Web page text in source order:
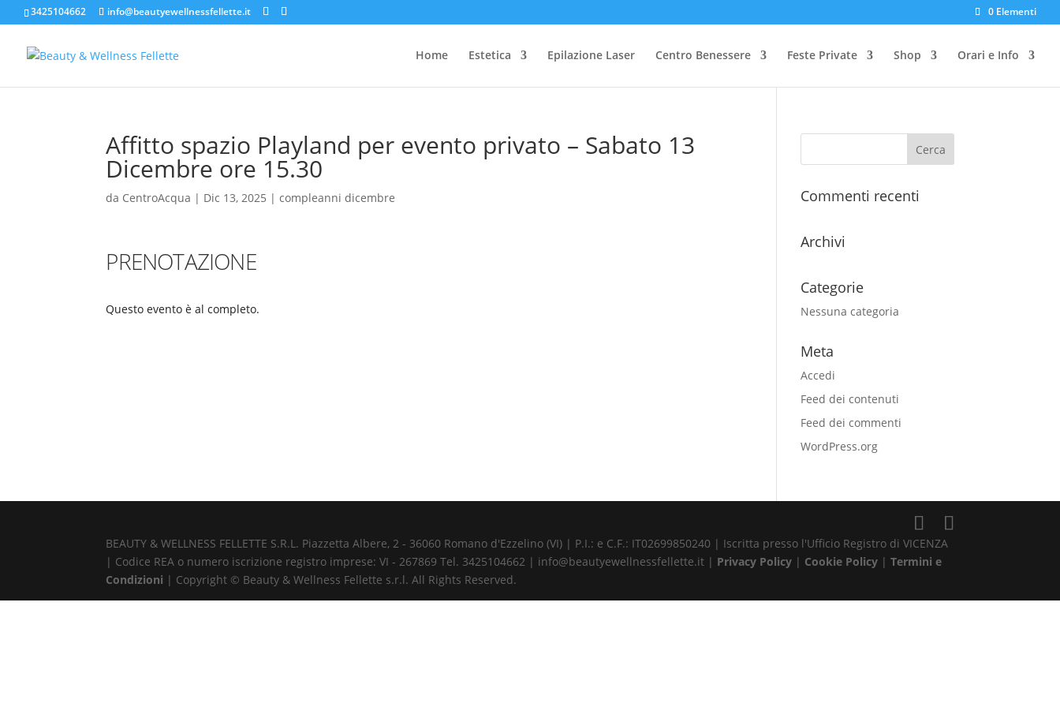
3425104662 info@beautyewellnessfellette.it 0 Elementi
Home Estetica Epilazione Laser Centro Benessere Feste Private Shop Orari e Info
Affitto spazio Playland per evento privato – Sabato 13
Dicembre ore 15.30
da CentroAcqua | Dic 13, 2025 |compleanni dicembre
PRENOTAZIONE
Questo evento è al completo.
Commenti recenti
Archivi
Categorie
Nessuna categoria
Meta
Accedi
Feed dei contenuti
Feed dei commenti
WordPress.org
BEAUTY & WELLNESS FELLETTE S.R.L. Piazzetta Albere, 2 - 36060 Romano d'Ezzelino (VI) | P.I.: e C.F.: IT02699850240 | Iscritta presso l'Ufficio Registro di VICENZA
| Codice REA o numero iscrizione registro imprese: VI - 267869 Tel. 3425104662 | info@beautyewellnessfellette.it | Privacy Policy | Cookie Policy |Termini e
Condizioni | Copyright © Beauty & Wellness Fellette s.r.l. All Rights Reserved.